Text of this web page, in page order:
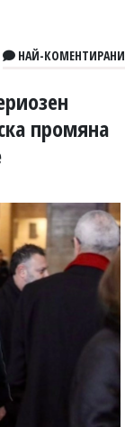
НАЙ-КОМЕНТИРАНИ
промяна